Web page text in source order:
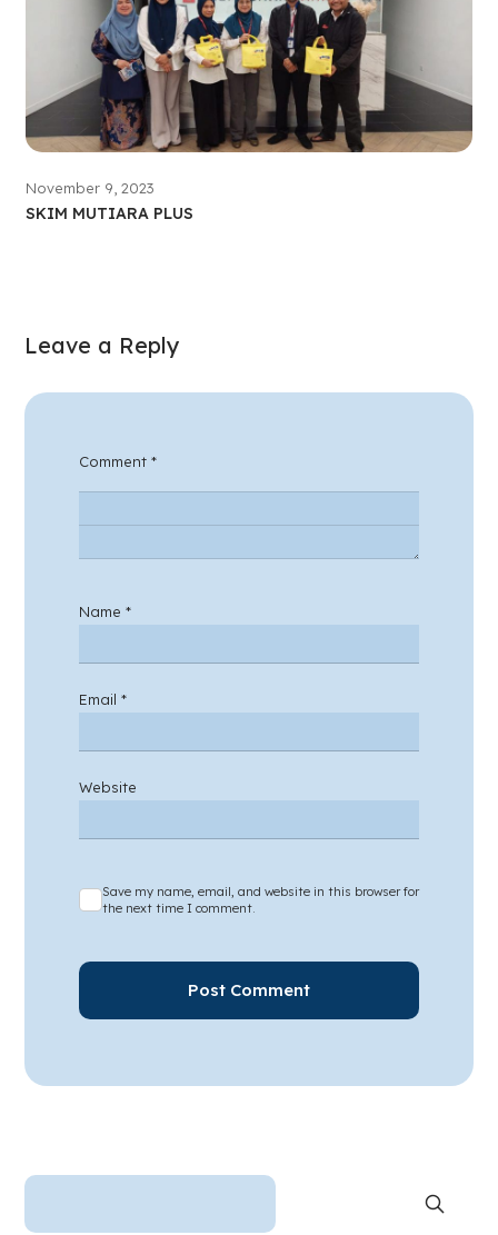
November 9, 2023
SKIM MUTIARA PLUS
Leave a Reply
Comment *
Name *
Email *
Website
Save my name, email, and website in this browser for
the next time I comment.